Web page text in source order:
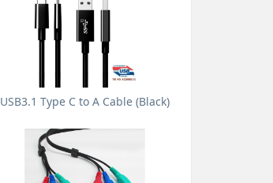
USB3.1 Type C to A Cable (Black)